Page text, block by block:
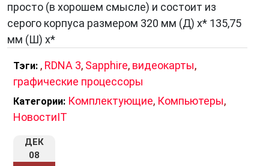
просто (в хорошем смысле) и состоит из
серого корпуса размером 320 мм (Д) x* 135,75
мм (Ш) x*
Тэги: , RDNA 3, Sapphire, видеокарты,
графические процессоры
Категории: Комплектующие, Компьютеры,
НовостиIT
ДЕК
08